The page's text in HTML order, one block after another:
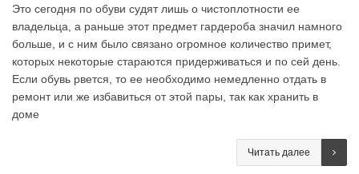
Это сегодня по обуви судят лишь о чистоплотности ее
владельца, а раньше этот предмет гардероба значил намного
больше, и с ним было связано огромное количество примет,
которых некоторые стараются придерживаться и по сей день.
Если обувь рвется, то ее необходимо немедленно отдать в
ремонт или же избавиться от этой пары, так как хранить в
доме
Читать далее